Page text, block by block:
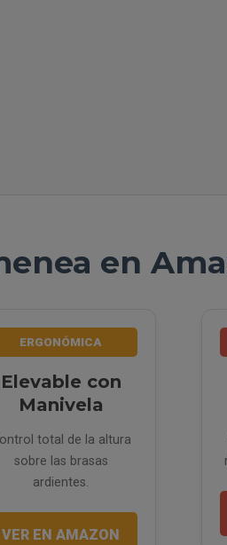
en
ERGONÓMICA
Elevable con
Manivela
total de la altura
sobre las brasas
ardientes.
VER EN AMAZON